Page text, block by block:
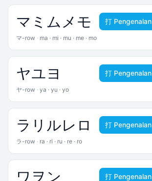
マ ミ ム メ モ 打 Pengenalan
マ-row · ma · mi · mu · me · mo
ヤユヨ 打 Pengenalan
ヤ-row · ya · yu · yo
ラ リ ルレ ロ 打 Pengenalan
ラ-row · ra · ri · ru · re · ro
ワ ヲ ン 打 Pengenalan